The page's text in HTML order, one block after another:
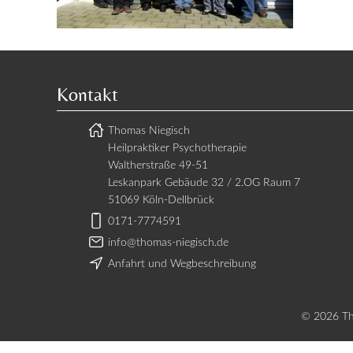
Kontakt
Thomas Niegisch
Heilpraktiker Psychotherapie
Waltherstraße 49-51
Leskanpark Gebäude 32 / 2.OG Raum 7
51069 Köln-Dellbrück
0171-7774591
info@thomas-niegisch.de
Anfahrt und Wegbeschreibung
© 2026